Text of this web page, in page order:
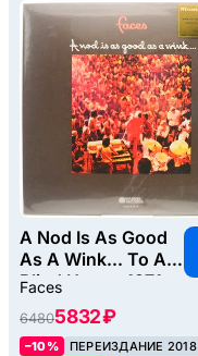
A Nod Is As Good
As A Wink... To A
Blind Horse, 1971
Faces
64805832 ₽
–10%
ПЕРЕИЗДАНИЕ 2018